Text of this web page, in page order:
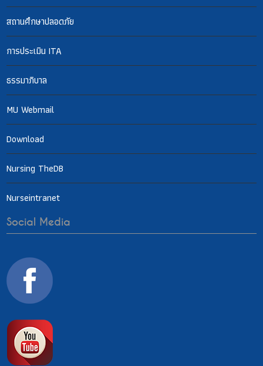
สถานศึกษาปลอดภัย
การประเมิน ITA
ธรรมาภิบาล
MU Webmail
Download
Nursing TheDB
Nurseintranet
Social Media